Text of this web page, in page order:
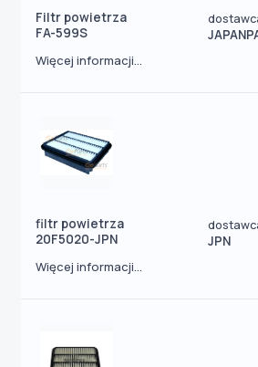
Filtr powietrza
FA-599S
Więcej informacji...
filtr powietrza
20F5020-JPN
JPN
Więcej informacji...